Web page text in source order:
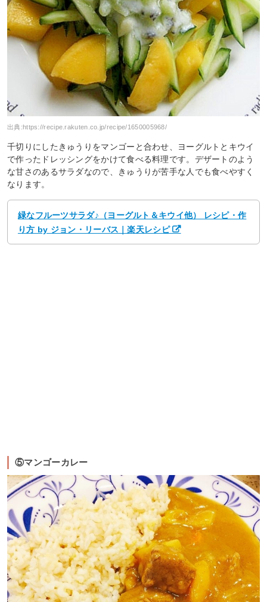
出典:https://recipe.rakuten.co.jp/recipe/1650005968/
千切りにしたきゅうりをマンゴーと合わせ、ヨーグルトとキウイ
で作ったドレッシングをかけて食べる料理です。デザートのよう
な甘さのあるサラダなので、きゅうりが苦手な人でも食べやすく
なります。
緑なフルーツサラダ♪（ヨーグルト＆キウイ他） レシピ・作
り方 by ジョン・リーバス｜楽天レシピ
⑤マンゴーカレー